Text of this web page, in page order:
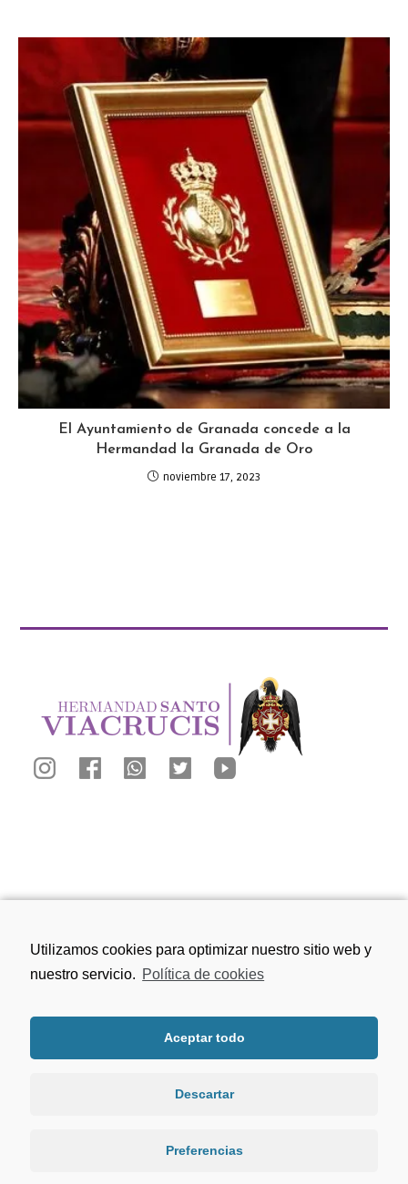
Utilizamos cookies para optimizar nuestro sitio web y
nuestro servicio. Política de cookies
Aceptar todo
Descartar
Preferencias
El Ayuntamiento de Granada concede a la
Hermandad la Granada de Oro
noviembre 17, 2023
Granada
viacrucisdegranada@gmail.com